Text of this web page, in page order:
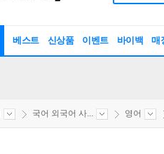
베스트 신상품 이벤트 바이백 매
국어 외국어 사... 영어